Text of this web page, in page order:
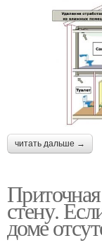
читать дальше →
стену.
доме